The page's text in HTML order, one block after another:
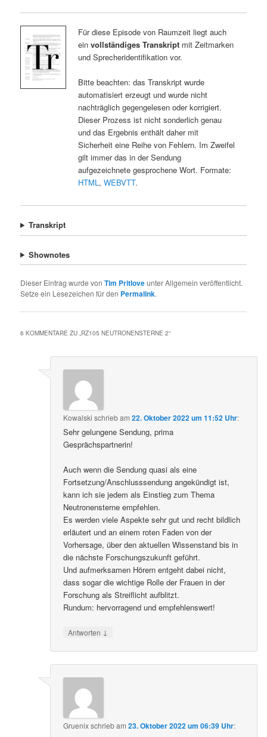
Für diese Episode von Raumzeit liegt auch
ein vollständiges Transkriptmit Zeitmarken
und Sprecheridentifikation vor.
Bitte beachten: das Transkript wurde
automatisiert erzeugt und wurde nicht
nachträglich gegengelesen oder korrigiert.
Dieser Prozess ist nicht sonderlich genau
und das Ergebnis enthält daher mit
Sicherheit eine Reihe von Fehlern. Im Zweifel
gilt immer das in der Sendung
aufgezeichnete gesprochene Wort. Formate:
HTML, WEBVTT.
Transkript
Shownotes
Dieser Eintrag wurde vonTim Pritloveunter Allgemein veröffentlicht.
Setze ein Lesezeichen für den Permalink.
6 KOMMENTARE ZU „ RZ105 NEUTRONENSTERNE 2“
Kowalski schriebam22. Oktober 2022 um 11:52 Uhr:
Sehr gelungene Sendung, prima
Gesprächspartnerin!
Auch wenn die Sendung quasi als eine
Fortsetzung/Anschlusssendung angekündigt ist,
kann ich sie jedem als Einstieg zum Thema
Neutronensterne empfehlen.
Es werden viele Aspekte sehr gut und recht bildlich
erläutert und an einem roten Faden von der
Vorhersage, über den aktuellen Wissenstand bis in
die nächste Forschungszukunft geführt.
Und aufmerksamen Hörern entgeht dabei nicht,
dass sogar die wichtige Rolle der Frauen in der
Forschung als Streiflicht aufblitzt.
Rundum: hervorragend und empfehlenswert!
Antworten ↓
Gruenixschriebam23. Oktober 2022 um 06:39 Uhr: